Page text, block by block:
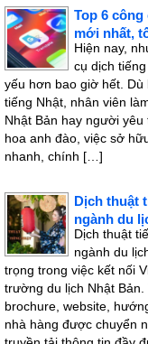
Top 6
mới nhất,
Hiện nay,
cụ dịch
yếu hơn bao giờ hết. Dù
tiếng Nhật, nhân viên
Nhật Bản hay người
hoa anh đào, việc sở
nhanh, chính […]
Dịch thuật
ngành du
Dịch thuật
ngành du
trọng trong việc kết nối
trường du lịch Nhật
brochure, website,
nhà hàng được chuyển